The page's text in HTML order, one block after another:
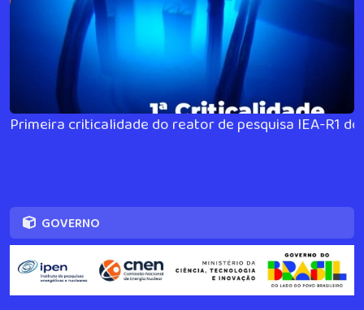
Primeira criticalidade do reator de pesquisa IEA-R1 do
GOVERNO